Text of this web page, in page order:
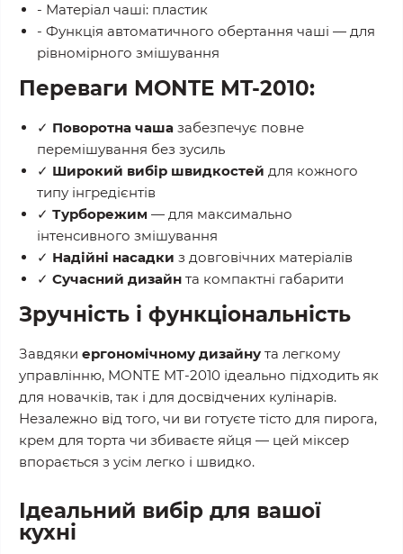
- Матеріал чаші: пластик
- Функція автоматичного обертання чаші — для
рівномірного змішування
Переваги MONTE MT-2010:
✓ Поворотна чаша забезпечує повне
перемішування без зусиль
✓ Широкий вибір швидкостей для кожного
типу інгредієнтів
✓ Турборежим — для максимально
інтенсивного змішування
✓ Надійні насадки з довговічних матеріалів
✓ Сучасний дизайн та компактні габарити
Зручність і функціональність
Завдяки ергономічному дизайну та легкому
управлінню, MONTE MT-2010 ідеально підходить як
для новачків, так і для досвідчених кулінарів.
Незалежно від того, чи ви готуєте тісто для пирога,
крем для торта чи збиваєте яйця — цей міксер
впорається з усім легко і швидко.
Ідеальний вибір для вашої
кухні